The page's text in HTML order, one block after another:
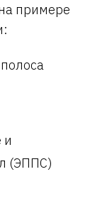
примере
и
(ЭППС)